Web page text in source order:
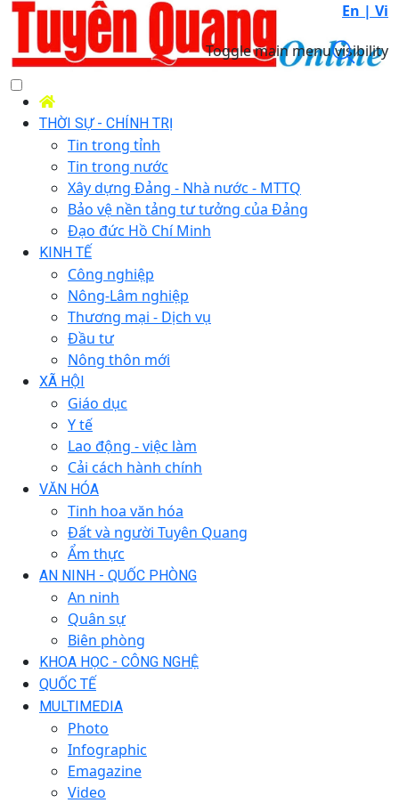
En | Vi
Toggle main menu visibility
THỜI SỰ - CHÍNH TRỊ
Tin trong tỉnh
Tin trong nước
Xây dựng Đảng - Nhà nước - MTTQ
Bảo vệ nền tảng tư tưởng của Đảng
Đạo đức Hồ Chí Minh
KINH TẾ
Công nghiệp
Nông-Lâm nghiệp
Thương mại - Dịch vụ
Đầu tư
Nông thôn mới
XÃ HỘI
Giáo dục
Y tế
Lao động - việc làm
Cải cách hành chính
VĂN HÓA
Tinh hoa văn hóa
Đất và người Tuyên Quang
Ẩm thực
AN NINH - QUỐC PHÒNG
An ninh
Quân sự
Biên phòng
KHOA HỌC - CÔNG NGHỆ
QUỐC TẾ
MULTIMEDIA
Photo
Infographic
Emagazine
Video